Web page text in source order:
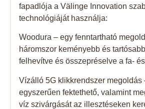
fapadlója a Välinge Innovation
technológiáját használja:
Woodura – egy fenntartható
háromszor keményebb és
felhevítve és összepréselve a fa-
Vízálló 5G klikkrendszer megoldás
egyszerűen fektethető, valamint
víz szivárgását az illesztéseken